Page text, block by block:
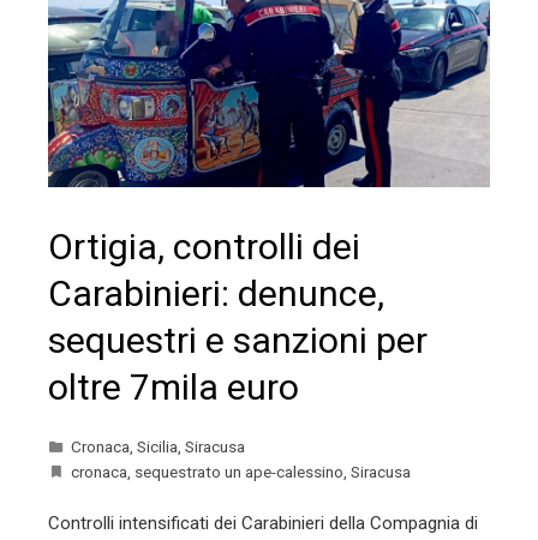
Ortigia, controlli dei
Carabinieri: denunce,
sequestri e sanzioni per
oltre 7mila euro
Cronaca, Sicilia, Siracusa
cronaca, sequestrato un ape-calessino, Siracusa
Controlli intensificati dei Carabinieri della Compagnia di